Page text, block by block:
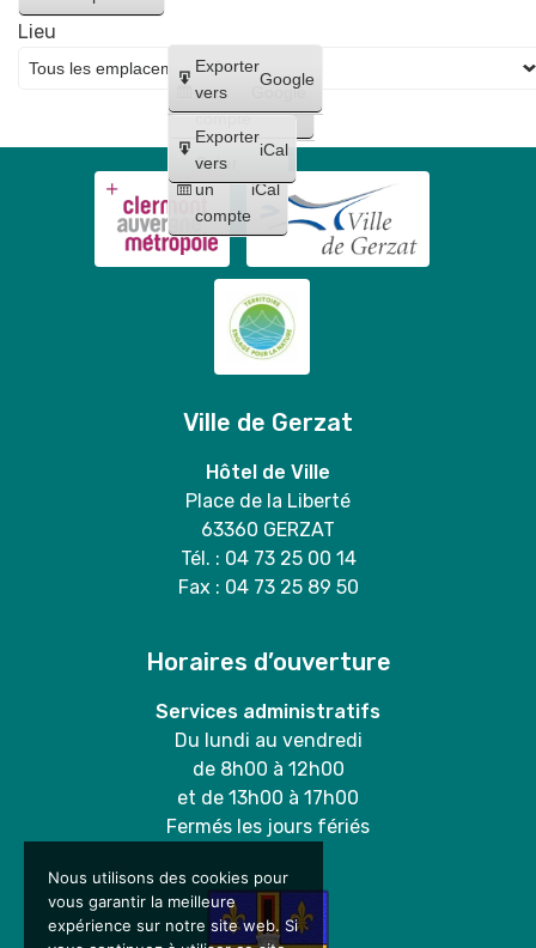
Créer
un
compte
Google
Créer
un
compte
iCal
Exporter
vers
Google
Exporter
vers
iCal
Lieu
Ville de Gerzat
Hôtel de Ville
Place de la Liberté
63360 GERZAT
Tél. : 04 73 25 00 14
Fax : 04 73 25 89 50
Horaires d’ouverture
Services administratifs
Du lundi au vendredi
de 8h00 à 12h00
et de 13h00 à 17h00
Fermés les jours fériés
Nous utilisons des cookies pour
vous garantir la meilleure
expérience sur notre site web. Si